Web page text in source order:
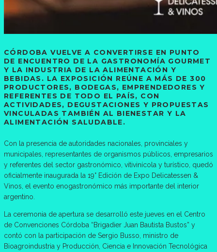
CÓRDOBA VUELVE A CONVERTIRSE EN PUNTO
DE ENCUENTRO DE LA GASTRONOMÍA GOURMET
Y LA INDUSTRIA DE LA ALIMENTACIÓN Y
BEBIDAS. LA EXPOSICIÓN REÚNE A MÁS DE 300
PRODUCTORES, BODEGAS, EMPRENDEDORES Y
REFERENTES DE TODO EL PAÍS, CON
ACTIVIDADES, DEGUSTACIONES Y PROPUESTAS
VINCULADAS TAMBIÉN AL BIENESTAR Y LA
ALIMENTACIÓN SALUDABLE.
Con la presencia de autoridades nacionales, provinciales y
municipales, representantes de organismos públicos, empresarios
y referentes del sector gastronómico, vitivinícola y turístico, quedó
oficialmente inaugurada la 19° Edición de Expo Delicatessen &
Vinos, el evento enogastronómico más importante del interior
argentino.
La ceremonia de apertura se desarrolló este jueves en el Centro
de Convenciones Córdoba “Brigadier Juan Bautista Bustos” y
contó con la participación de Sergio Busso, ministro de
Bioagroindustria y Producción, Ciencia e Innovación Tecnológica